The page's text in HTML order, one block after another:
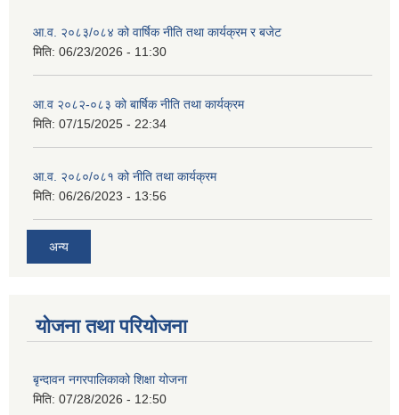
आ.व. २०८३/०८४ को वार्षिक नीति तथा कार्यक्रम र बजेट
मिति: 06/23/2026 - 11:30
आ.व २०८२-०८३ को बार्षिक नीति तथा कार्यक्रम
मिति: 07/15/2025 - 22:34
आ.व. २०८०/०८१ को नीति तथा कार्यक्रम
मिति: 06/26/2023 - 13:56
अन्य
योजना तथा परियोजना
बृन्दावन नगरपालिकाको शिक्षा योजना
मिति: 07/28/2026 - 12:50